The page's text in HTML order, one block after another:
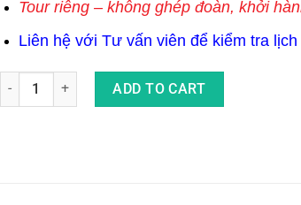
Tour riêng – không ghép đoàn, khởi
Liên hệ với Tư vấn viên để kiểm tra
Tour Du Lịch Bali 4 Ngày 3 Đêm Thiết Kế Riêng
ADD TO CART